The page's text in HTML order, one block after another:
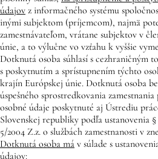
údajov z informačného systému
inými subjektom (príjemcom), najmä
zamestnávateľom, vrátane subjektov v
únie, a to výlučne vo vzťahu k vyššie
Dotknutá osoba súhlasí s cezhraničným
s poskytnutím a sprístupnením týchto
krajín Európskej únie. Dotknutá osoba
úspešného sprostredkovania
osobné údaje poskytnuté aj Ústrediu
Slovenskej republiky podľa ustanovenia §
5/2004 Z.z. o službách zamestnanosti v
Dotknutá osoba má v súlade s
údajov: